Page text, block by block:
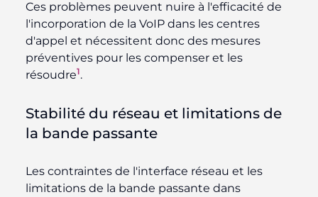
Ces problèmes peuvent nuire à l'efficacité de
l'incorporation de la VoIP dans les centres
d'appel et nécessitent donc des mesures
préventives pour les compenser et les
résoudre1.
Stabilité du réseau et limitations de
la bande passante
Les contraintes de l'interface réseau et les
limitations de la bande passante dans